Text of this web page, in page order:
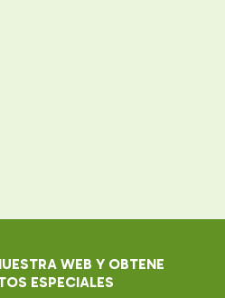
WEB Y OBTENE
ESPECIALES